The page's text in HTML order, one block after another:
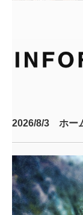
2026/8/3 ホー